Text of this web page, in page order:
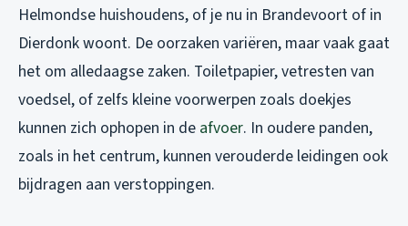
Helmondse huishoudens, of je nu in Brandevoort of in
Dierdonk woont. De oorzaken variëren, maar vaak gaat
het om alledaagse zaken. Toiletpapier, vetresten van
voedsel, of zelfs kleine voorwerpen zoals doekjes
kunnen zich ophopen in de afvoer. In oudere panden,
zoals in het centrum, kunnen verouderde leidingen ook
bijdragen aan verstoppingen.